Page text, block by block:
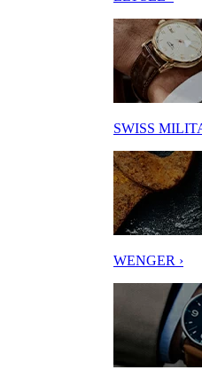
SWISS
WENGER ›